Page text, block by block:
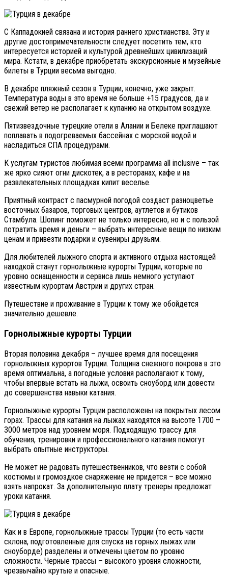
С Каппадокией связана и история раннего христианства. Эту и
другие достопримечательности следует посетить тем, кто
интересуется историей и культурой древнейших цивилизаций
мира. Кстати, в декабре приобретать экскурсионные и музейные
билеты в Турции весьма выгодно.
В декабре пляжный сезон в Турции, конечно, уже закрыт.
Температура воды в это время не больше +15 градусов, да и
свежий ветер не располагает к купанию на открытом воздухе.
Пятизвездочные турецкие отели в Алании и Белеке приглашают
поплавать в подогреваемых бассейнах с морской водой и
насладиться СПА процедурами.
К услугам туристов любимая всеми программа all inclusive – так
же ярко сияют огни дискотек, а в ресторанах, кафе и на
развлекательных площадках кипит веселье.
Приятный контраст с пасмурной погодой создаст разноцветье
восточных базаров, торговых центров, аутлетов и бутиков
Стамбула. Шопинг поможет не только интересно, но и с пользой
потратить время и деньги – выбрать интересные вещи по низким
ценам и привезти подарки и сувениры друзьям.
Для любителей лыжного спорта и активного отдыха настоящей
находкой станут горнолыжные курорты Турции, которые по
уровню оснащенности и сервиса лишь немного уступают
известным курортам Австрии и других стран.
Путешествие и проживание в Турции к тому же обойдется
значительно дешевле.
Горнолыжные курорты Турции
Вторая половина декабря – лучшее время для посещения
горнолыжных курортов Турции. Толщина снежного покрова в это
время оптимальна, а погодные условия располагают к тому,
чтобы впервые встать на лыжи, освоить сноуборд или довести
до совершенства навыки катания.
Горнолыжные курорты Турции расположены на покрытых лесом
горах. Трассы для катания на лыжах находятся на высоте 1700 –
3000 метров над уровнем моря. Подходящую трассу для
обучения, тренировки и профессионального катания помогут
выбрать опытные инструкторы.
Не может не радовать путешественников, что везти с собой
костюмы и громоздкое снаряжение не придется – все можно
взять напрокат. За дополнительную плату тренеры предложат
уроки катания.
Как и в Европе, горнолыжные трассы Турции (то есть части
склона, подготовленные для спуска на горных лыжах или
сноуборде) разделены и отмечены цветом по уровню
сложности. Черные трассы – высокого уровня сложности,
чрезвычайно крутые и опасные.